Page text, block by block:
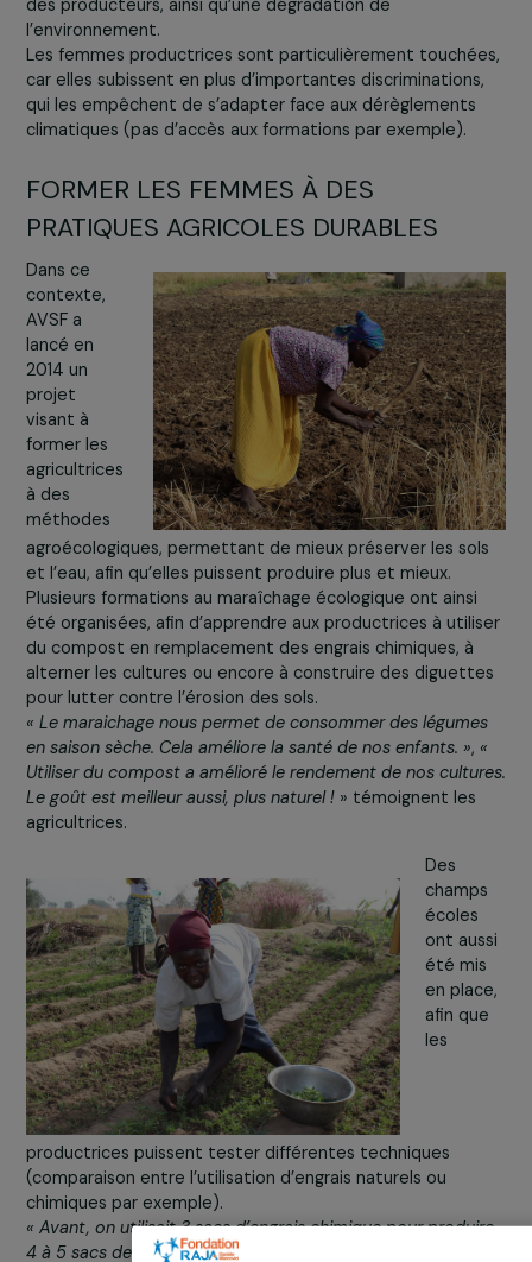
effets du dérèglement climatique, l’usage de pesticides
non homologués et des brûlis. Cette situation entraine
diminution des rendements agricoles et donc des
des producteurs, ainsi qu’une dégradation de
l’environnement.
Les femmes productrices sont particulièrement
car elles subissent en plus d’importantes
qui les empêchent de s’adapter face aux dérèglements
FORMER LES FEMMES À DES
PRATIQUES AGRICOLES DURABLES
Dans ce
contexte,
AVSF a
lancé en
2014 un
projet
visant à
former les
agricultrices
à des
méthodes
agroécologiques, permettant de mieux préserver les
et l’eau, afin qu’elles puissent produire plus et mieux.
Plusieurs formations au maraîchage écologique ont ainsi
été organisées, afin d’apprendre aux productrices à
du compost en remplacement des engrais chimiques, à
alterner les cultures ou encore à construire des
pour lutter contre l’érosion des sols.
« Le maraichage nous permet de consommer des
en saison sèche. Cela améliore la santé de nos enfants. »
Utiliser du compost a amélioré le rendement de nos
Le goût est meilleur aussi, plus naturel !» témoignent les
agricultrices.